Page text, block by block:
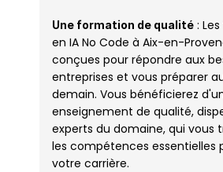
Une formation de qualité :
en IA No Code à Aix-en-
conçues pour répondre aux
entreprises et vous préparer
demain. Vous bénéficierez
enseignement de qualité,
experts du domaine, qui vous
les compétences essentielles
votre carrière.